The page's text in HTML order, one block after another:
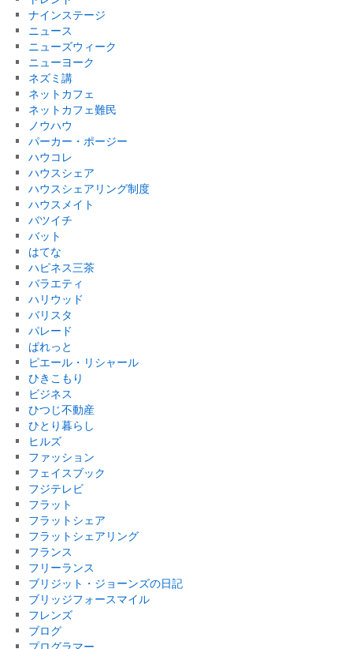
ナインステージ
ニュース
ニューズウィーク
ニューヨーク
ネズミ講
ネットカフェ
ネットカフェ難民
ノウハウ
パーカー・ポージー
ハウコレ
ハウスシェア
ハウスシェアリング制度
ハウスメイト
バツイチ
バット
はてな
ハピネス三茶
バラエティ
ハリウッド
バリスタ
パレード
ぱれっと
ピエール・リシャール
ひきこもり
ビジネス
ひつじ不動産
ひとり暮らし
ヒルズ
ファッション
フェイスブック
フジテレビ
フラット
フラットシェア
フラットシェアリング
フランス
フリーランス
ブリジット・ジョーンズの日記
ブリッジフォースマイル
フレンズ
ブログ